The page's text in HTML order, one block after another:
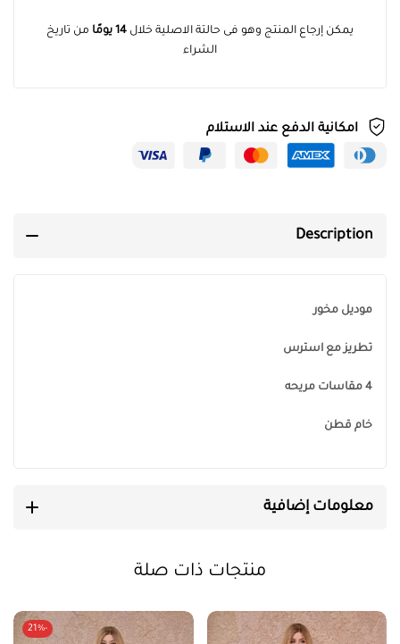
يمكن إرجاع المنتج وهو فى حالتة الاصلية خلال 14 يومًا
من تاريخ
الشراء
امكانية الدفع عند الاستلام
Description
موديل مخور
تطريز مع استرس
4 مقاسات مريحه
خام قطن
معلومات إضافية
منتجات ذات صلة
-21%